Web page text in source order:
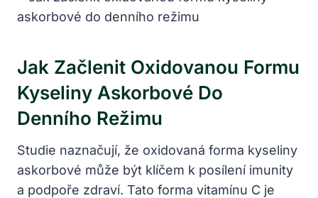
Jak Začlenit Oxidovanou Formu
Kyseliny Askorbové Do
Denního Režimu
Studie naznačují, že oxidovaná forma kyseliny
askorbové může být klíčem k posílení imunity
a podpoře zdraví. Tato forma vitamínu C je